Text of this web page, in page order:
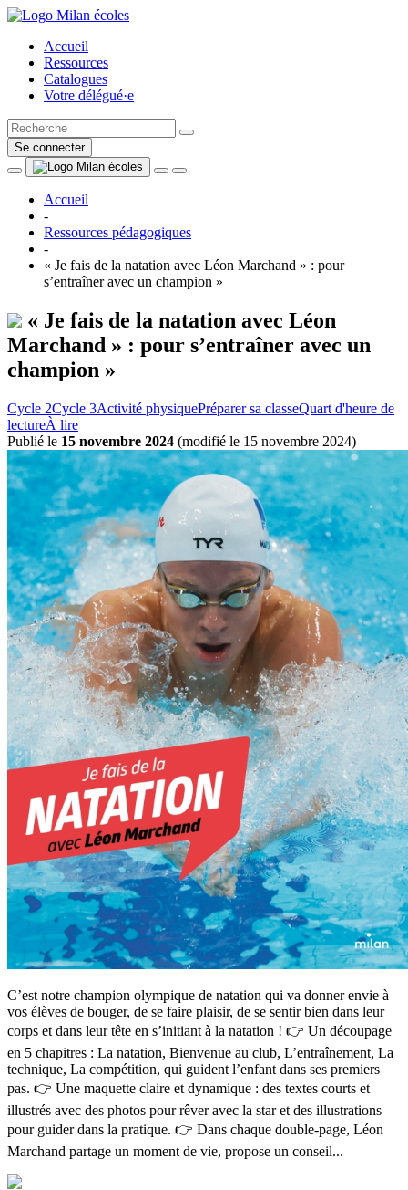
Accueil
Ressources
Catalogues
Votre délégué·e
Se connecter
Accueil
-
Ressources pédagogiques
-
« Je fais de la natation avec Léon Marchand » : pour
s’entraîner avec un champion »
« Je fais de la natation avec Léon
Marchand » : pour s’entraîner avec un
champion »
Cycle 2Cycle 3Activité physiquePréparer sa classeQuart d'heure de
lectureÀ lire
Publié le 15 novembre 2024 (modifié le 15 novembre 2024)
C’est notre champion olympique de natation qui va donner envie à
vos élèves de bouger, de se faire plaisir, de se sentir bien dans leur
corps et dans leur tête en s’initiant à la natation ! 👉 Un découpage
en 5 chapitres : La natation, Bienvenue au club, L’entraînement, La
technique, La compétition, qui guident l’enfant dans ses premiers
pas. 👉 Une maquette claire et dynamique : des textes courts et
illustrés avec des photos pour rêver avec la star et des illustrations
pour guider dans la pratique. 👉 Dans chaque double-page, Léon
Marchand partage un moment de vie, propose un conseil...